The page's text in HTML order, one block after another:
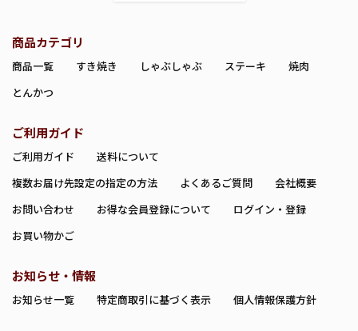
商品カテゴリ
商品一覧 すき焼き しゃぶしゃぶ ステーキ
焼肉
とんかつ
ご利用ガイド
ご利用ガイド
送料について
複数お届け先設定の指定の方法
よくあるご質問
会社概要
お問い合わせ
お得な会員登録について
ログイン・登録
お買い物かご
お知らせ・情報
お知らせ一覧 特定商取引に基づく表示 個人情報保護方針